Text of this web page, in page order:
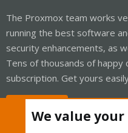
The Proxmox team works
running the best software
security enhancements, as
Tens of thousands of happy
subscription. Get yours
We value